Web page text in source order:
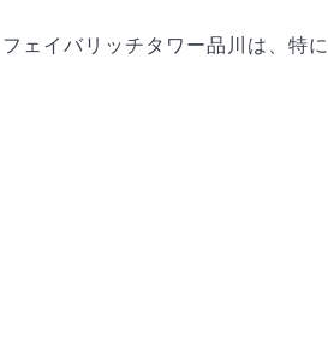
ェイバリッチタワー品川は、特に